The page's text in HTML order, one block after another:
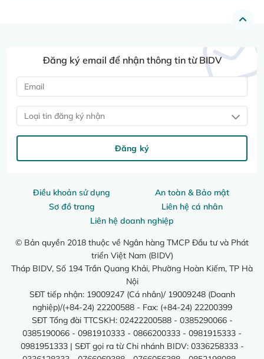
Điều khoản sử dụng
An toàn & Bảo mật
Sơ đồ trang
Liên hệ cá nhân
Liên hệ doanh nghiệp
© Bản quyền 2018 thuộc về Ngân hàng TMCP Đầu tư và Phát
triển Việt Nam (BIDV)
Tháp BIDV, Số 194 Trần Quang Khải, Phường Hoàn Kiếm, TP Hà
Nội
SĐT tiếp nhận: 19009247 (Cá nhân)/ 19009248 (Doanh
nghiệp)/(+84-24) 22200588 - Fax: (+84-24) 22200399
SĐT Tổng đài TTCSKH: 02422200588 - 0385290066 -
0385190066 - 0981910333 - 0866200333 - 0981915333 -
0981951333 | SĐT gọi ra từ Chi nhánh BIDV: 0336258333 -
Đăng ký email để nhận thông tin từ BIDV
Loại tin đăng ký nhận
Đăng ký